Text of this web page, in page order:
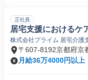
正社員
居宅支援におけるケ
株式会社プライム 居宅介護
〒607-8192京都府京
月給36万4000円以上